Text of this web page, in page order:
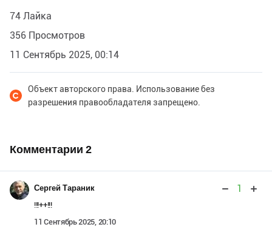
74 Лайка
356 Просмотров
11 Сентябрь 2025, 00:14
Объект авторского права. Использование без
разрешения правообладателя запрещено.
Комментарии 2
Сергей Тараник 1
!!!++!!!
11 Сентябрь 2025, 20:10